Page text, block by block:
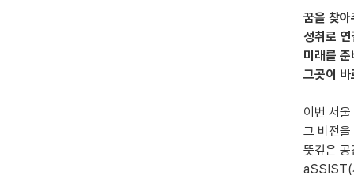
꿈을 찾
성취로
미래를
그곳이
이번 서
그 비전
뜻깊은
aSSIST(